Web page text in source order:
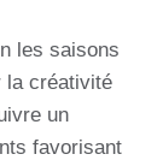
les saisons
la créativité
un
favorisant